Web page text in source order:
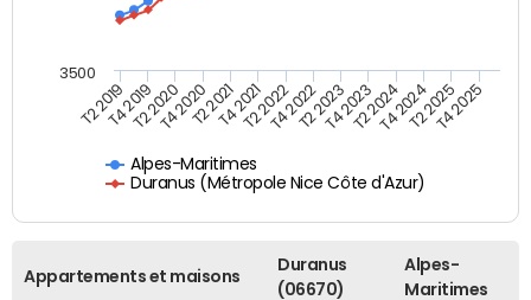
Alpes-Maritimes
Duranus (Métropole Nice Côte d'Azur)
T2 2019T4 2019T2 2020T4 2020T2 2021T4 2021T2 2022T4 2022T2 2023T4 2023T2 2024T4 2024T2 2025T4 2025
3500
Appartements et maisons
Duranus
(06670)
Alpes-
Maritimes